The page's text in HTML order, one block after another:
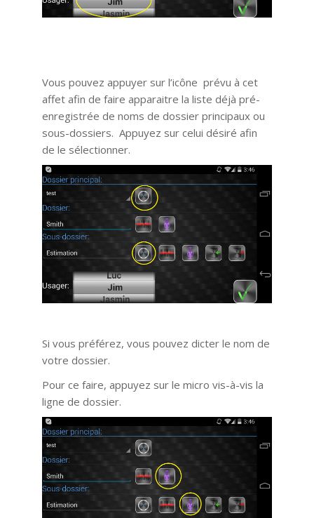
Vous pouvez appuyer sur l’icône prévu à cet
affet afin de faire apparaitre la liste déjà pré-
enregistrée de noms de dossier principaux ou
sous-dossiers. Appuyez sur celui désiré afin
de le sélectionner.
Si vous préférez, vous pouvez dicter le nom de
votre dossier.
Pour ce faire, appuyez sur le micro vis-à-vis la
ligne de dossier.